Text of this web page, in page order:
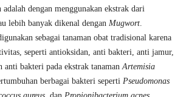
adalah dengan menggunakan ekstrak dari
lebih banyak dikenal dengan Mugwort.
sebagai tanaman obat tradisional karena
seperti antioksidan, anti bakteri, anti jamur,
anti bakteri pada ekstrak tanamanArtemisia
berbagai bakteri seperti Pseudomonas